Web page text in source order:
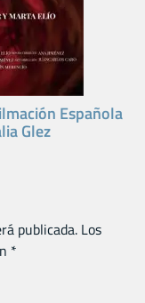
Española
Glez
publicada. Los
*